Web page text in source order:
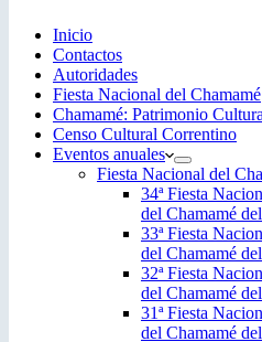
Inicio
Contactos
Autoridades
Fiesta Nacional del Chamamé
Chamamé: Patrimonio
Censo Cultural Correntino
Eventos anuales
Fiesta Nacional del
34ª Fiesta
del Chamamé
33ª Fiesta
del Chamamé
32ª Fiesta
del Chamamé
31ª Fiesta
del Chamamé